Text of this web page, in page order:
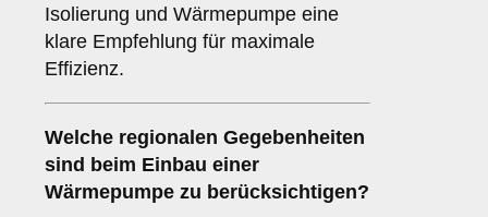
Isolierung und Wärmepumpe eine
klare Empfehlung für maximale
Effizienz.
Welche regionalen Gegebenheiten
sind beim Einbau einer
Wärmepumpe zu berücksichtigen?